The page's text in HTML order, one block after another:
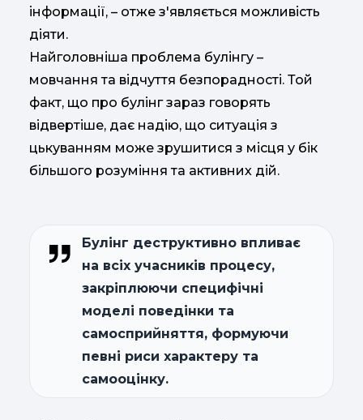
інформації, – отже з'являється можливість
діяти.
Найголовніша проблема булінгу –
мовчання та відчуття безпорадності. Той
факт, що про булінг зараз говорять
відвертіше, дає надію, що ситуація з
цькуванням може зрушитися з місця у бік
більшого розуміння та активних дій.
Булінг деструктивно впливає
на всіх учасників процесу,
закріплюючи специфічні
моделі поведінки та
самосприйняття, формуючи
певні риси характеру та
самооцінку.